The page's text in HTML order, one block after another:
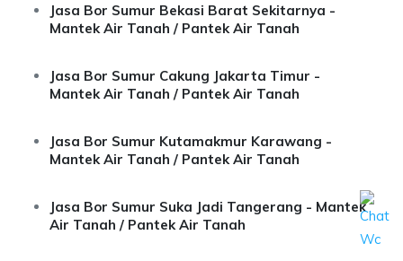
Jasa Bor Sumur Bekasi Barat Sekitarnya -
Mantek Air Tanah / Pantek Air Tanah
Jasa Bor Sumur Cakung Jakarta Timur -
Mantek Air Tanah / Pantek Air Tanah
Jasa Bor Sumur Kutamakmur Karawang -
Mantek Air Tanah / Pantek Air Tanah
Jasa Bor Sumur Suka Jadi Tangerang - Mantek
Air Tanah / Pantek Air Tanah